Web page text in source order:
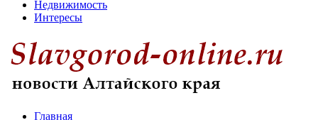
Недвижимость
Интересы
Главная